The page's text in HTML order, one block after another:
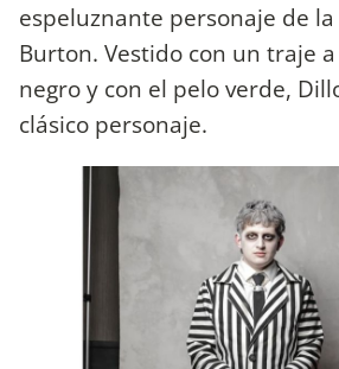
espeluznante personaje de
Burton. Vestido con un traje
negro y con el pelo verde,
clásico personaje.